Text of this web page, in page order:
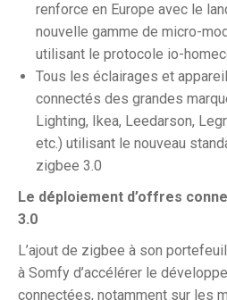
renforce en Europe avec le
nouvelle gamme de micro-
utilisant le protocole io-
Tous les éclairages et
connectés des grandes
Lighting, Ikea, Leedarson,
etc.) utilisant le nouveau
zigbee 3.0
Le déploiement d’offres
3.0
L’ajout de zigbee à son
à Somfy d’accélérer le
connectées, notamment sur les